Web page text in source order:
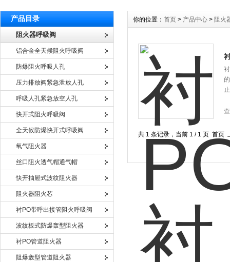
产品目录
阻火器呼吸阀
铝合金全天候阻火呼吸阀
防爆阻火呼吸人孔
压力排放阀紧急泄放人孔
呼吸人孔紧急放空人孔
快开式阻火呼吸阀
全天候防爆快开式呼吸阀
氧气阻火器
丝口阻火透气帽通气帽
快开抽屉式波纹阻火器
阻火器阻火芯
衬PO带呼出接管阻火呼吸阀
波纹板式防爆轰型阻火器
衬PO管道阻火器
阻爆轰型管道阻火器
你的位置： 首页 > 产品中心 > 阻火
共 1 条记录，当前 1 / 1 页 首页